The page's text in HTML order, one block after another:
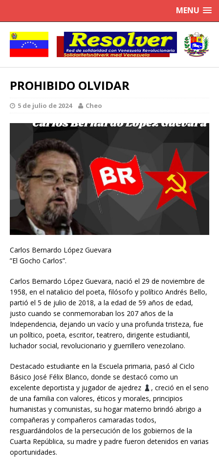
MENU
PROHIBIDO OLVIDAR
5 de julio de 2024 Cheo
Carlos Bernardo López Guevara
”El Gocho Carlos”.
Carlos Bernardo López Guevara, nació el 29 de noviembre de
1958, en el natalicio del poeta, filósofo y político Andrés Bello,
partió el 5 de julio de 2018, a la edad de 59 años de edad,
justo cuando se conmemoraban los 207 años de la
Independencia, dejando un vacío y una profunda tristeza, fue
un político, poeta, escritor, teatrero, dirigente estudiantil,
luchador social, revolucionario y guerrillero venezolano.
Destacado estudiante en la Escuela primaria, pasó al Ciclo
Básico José Félix Blanco, donde se destacó como un
excelente deportista y jugador de ajedrez
, creció en el seno
de una familia con valores, éticos y morales, principios
humanistas y comunistas, su hogar materno brindó abrigo a
compañeras y compañeros camaradas todos,
resguardándolos de la persecución de los gobiernos de la
Cuarta República, su madre y padre fueron detenidos en varias
oportunidades.